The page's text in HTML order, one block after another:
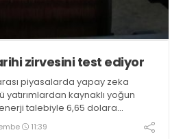
zirvesini test ediyor
piyasalarda yapay zeka
yatırımlardan kaynaklı yoğun
talebiyle 6,65 dolara
test ediyor
11:39